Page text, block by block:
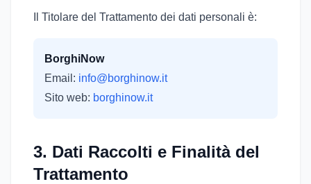
Il Titolare del Trattamento dei dati personali è:
BorghiNow
Email: info@borghinow.it
Sito web: borghinow.it
3. Dati Raccolti e Finalità del
Trattamento